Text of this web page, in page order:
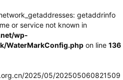
getaddrinfo
or service not known in
wp-
WaterMarkConfig.php on line 136
2025/05/202505060821509